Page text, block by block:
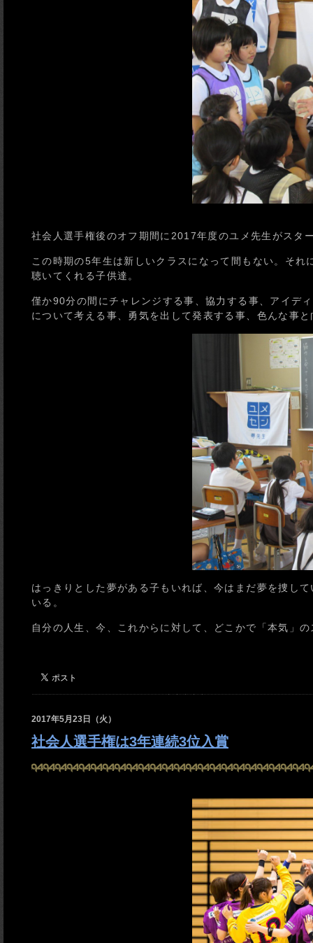
社会人選手権後のオフ期間に2017年度のユメ先生がスタ
この時期の5年生は新しいクラスになって間もない。そ
聴いてくれる子供達。
僅か90分の間にチャレンジする事、協力する事、アイデ
について考える事、勇気を出して発表する事、色んな事
はっきりとした夢がある子もいれば、今はまだ夢を捜し
いる。
自分の人生、今、これからに対して、どこかで「本気」
2017年5月23日（火）
社会人選手権は3年連続3位入賞